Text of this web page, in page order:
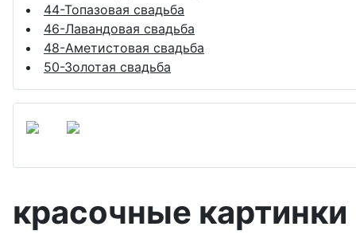
44-Топазовая свадьба
46-Лавандовая свадьба
48-Аметистовая свадьба
50-Золотая свадьба
красочные